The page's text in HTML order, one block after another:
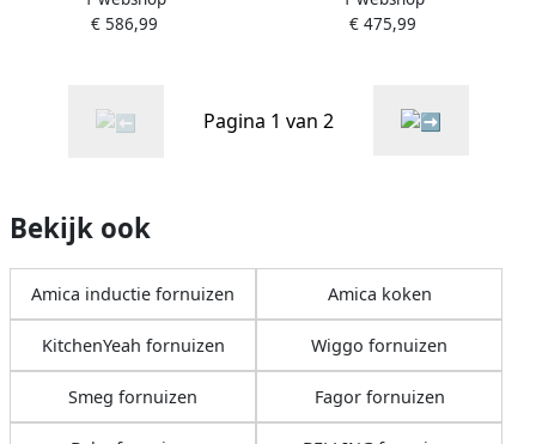
€ 586,99
€ 475,99
Pagina 1 van 2
Bekijk ook
Amica inductie fornuizen Amica koken
KitchenYeah fornuizen Wiggo fornuizen
Smeg fornuizen Fagor fornuizen